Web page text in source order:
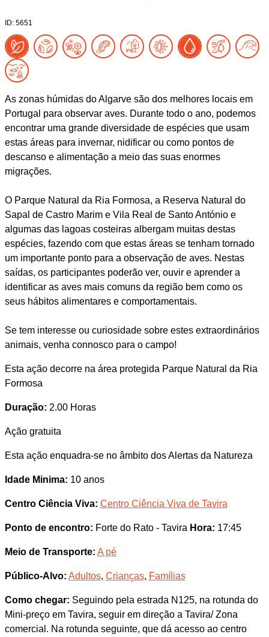
ID: 5651
As zonas húmidas do Algarve são dos melhores locais em
Portugal para observar aves. Durante todo o ano, podemos
encontrar uma grande diversidade de espécies que usam
estas áreas para invernar, nidificar ou como pontos de
descanso e alimentação a meio das suas enormes
migrações.
O Parque Natural da Ria Formosa, a Reserva Natural do
Sapal de Castro Marim e Vila Real de Santo António e
algumas das lagoas costeiras albergam muitas destas
espécies, fazendo com que estas áreas se tenham tornado
um importante ponto para a observação de aves. Nestas
saídas, os participantes poderão ver, ouvir e aprender a
identificar as aves mais comuns da região bem como os
seus hábitos alimentares e comportamentais.
Se tem interesse ou curiosidade sobre estes extraordinários
animais, venha connosco para o campo!
Esta ação decorre na área protegida Parque Natural da Ria
Formosa
Duração: 2.00 Horas
Ação gratuita
Esta ação enquadra-se no âmbito dos Alertas da Natureza
Idade Minima: 10 anos
Centro Ciência Viva: Centro Ciência Viva de Tavira
Ponto de encontro: Forte do Rato - Tavira Hora: 17:45
Meio de Transporte: A pé
Público-Alvo: Adultos, Crianças, Famílias
Como chegar: Seguindo pela estrada N125, na rotunda do
Mini-preço em Tavira, seguir em direção a Tavira/ Zona
comercial. Na rotunda seguinte, que dá acesso ao centro